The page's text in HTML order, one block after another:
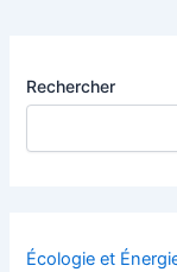
Rechercher
Écologie et